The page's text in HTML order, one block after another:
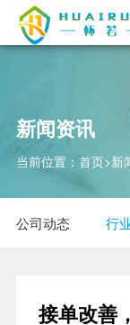
新闻资讯
当前位置： 首页>新
公司动态 行
接单改善